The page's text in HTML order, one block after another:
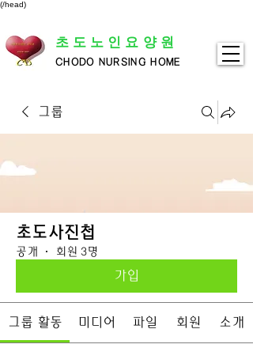
(/head)
초도노인요양원
CHODO NURSING HOME
그룹
초도사진첩
공개 · 회원 3명
가입
그룹 활동 미디어 파일 회원 소개